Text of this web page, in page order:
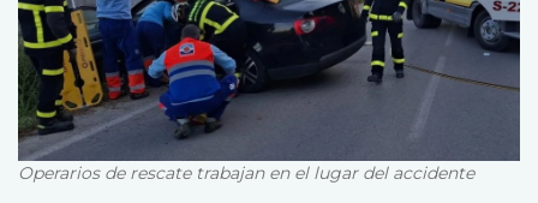
Operarios de rescate trabajan en el lugar del accidente